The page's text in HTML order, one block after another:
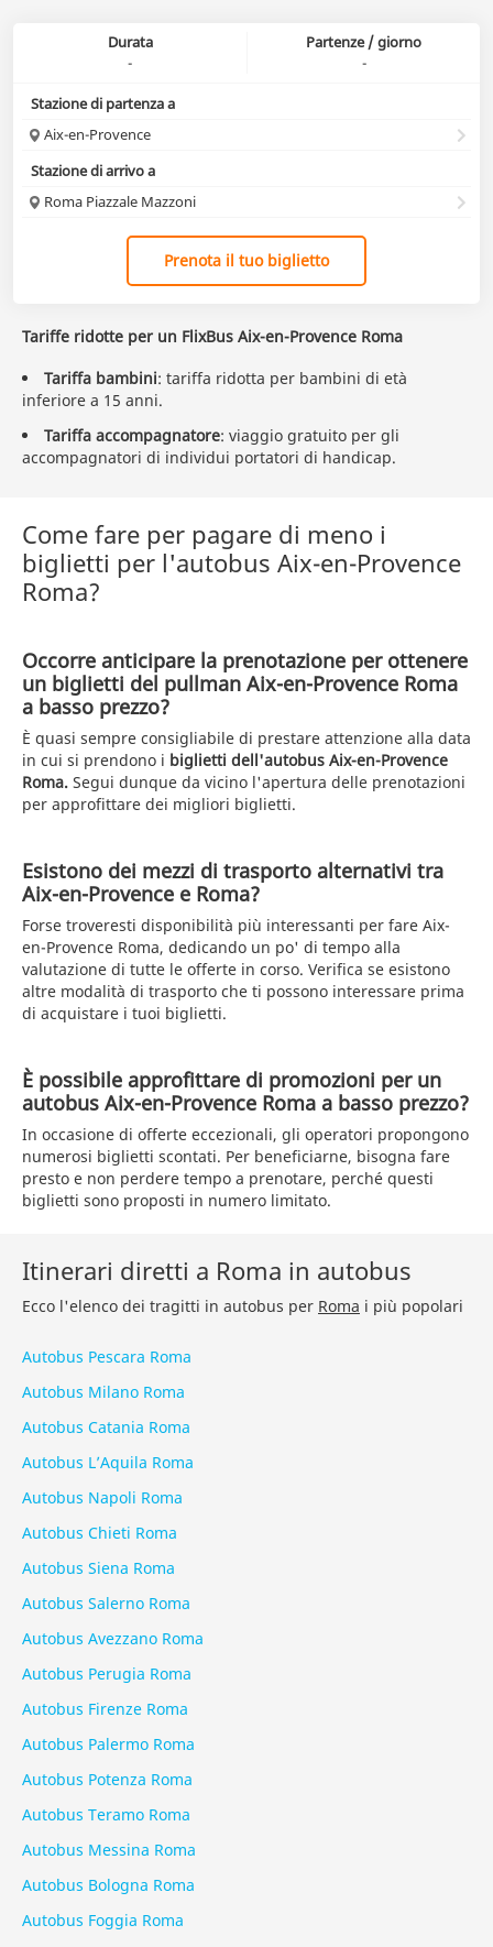
Durata
Partenze / giorno
-
-
Stazione di partenza a
Aix-en-Provence
Stazione di arrivo a
Roma Piazzale Mazzoni
Prenota il tuo biglietto
Tariffe ridotte per un FlixBus Aix-en-Provence Roma
Tariffa bambini: tariffa ridotta per bambini di età
inferiore a 15 anni.
Tariffa accompagnatore: viaggio gratuito per gli
accompagnatori di individui portatori di handicap.
Come fare per pagare di meno i
biglietti per l'autobus Aix-en-Provence
Roma?
Occorre anticipare la prenotazione per ottenere
un biglietti del pullman Aix-en-Provence Roma
a basso prezzo?
È quasi sempre consigliabile di prestare attenzione alla data
in cui si prendono i biglietti dell'autobus Aix-en-Provence
Roma. Segui dunque da vicino l'apertura delle prenotazioni
per approfittare dei migliori biglietti.
Esistono dei mezzi di trasporto alternativi tra
Aix-en-Provence e Roma?
Forse troveresti disponibilità più interessanti per fare Aix-
en-Provence Roma, dedicando un po' di tempo alla
valutazione di tutte le offerte in corso. Verifica se esistono
altre modalità di trasporto che ti possono interessare prima
di acquistare i tuoi biglietti.
È possibile approfittare di promozioni per un
autobus Aix-en-Provence Roma a basso prezzo?
In occasione di offerte eccezionali, gli operatori propongono
numerosi biglietti scontati. Per beneficiarne, bisogna fare
presto e non perdere tempo a prenotare, perché questi
biglietti sono proposti in numero limitato.
Itinerari diretti a Roma in autobus
Ecco l'elenco dei tragitti in autobus per Roma i più popolari
Autobus Pescara Roma
Autobus Milano Roma
Autobus Catania Roma
Autobus L’Aquila Roma
Autobus Napoli Roma
Autobus Chieti Roma
Autobus Siena Roma
Autobus Salerno Roma
Autobus Avezzano Roma
Autobus Perugia Roma
Autobus Firenze Roma
Autobus Palermo Roma
Autobus Potenza Roma
Autobus Teramo Roma
Autobus Messina Roma
Autobus Bologna Roma
Autobus Foggia Roma